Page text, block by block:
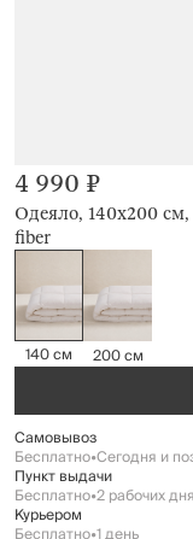
Одеяло, 140х200
fiber
4 990 ₽
140 см 200 см
Самовывоз
Бесплатно•Сегодня и
Пункт выдачи
Бесплатно•2 рабочих дня
Курьером